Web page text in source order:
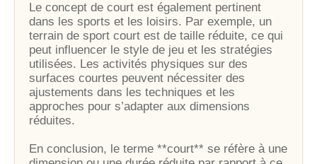
Le concept de court est également pertinent
dans les sports et les loisirs. Par exemple, un
terrain de sport court est de taille réduite, ce qui
peut influencer le style de jeu et les stratégies
utilisées. Les activités physiques sur des
surfaces courtes peuvent nécessiter des
ajustements dans les techniques et les
approches pour s’adapter aux dimensions
réduites.
En conclusion, le terme **court** se réfère à une